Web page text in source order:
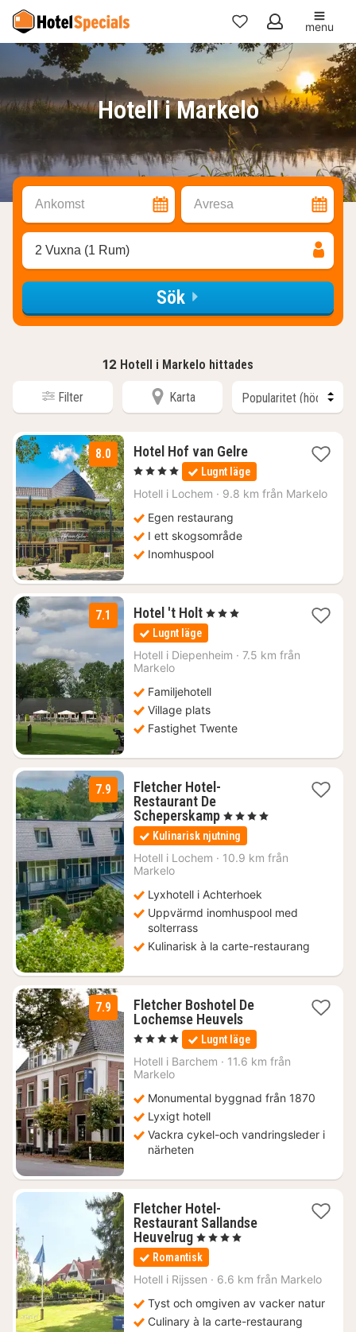
Mina
favoriter
menu
Hotell i Markelo
Ankomst Avresa
2 Vuxna (1 Rum)
Sök
12 Hotell i Markelo hittades
Filter Karta
8.0 Hotel Hof van Gelre1
natt
från
1590
, 4 Stjärnor Lugnt läge
Hotell i Lochem · 9.8 km från Markelo
Egen restaurang
I ett skogsområde
Inomhuspool
7.1 Hotel 't Holt1
natt
från
1363
, 3 Stjärnor
Lugnt läge
Hotell i Diepenheim · 7.5 km från
Markelo
Familjehotell
Village plats
Fastighet Twente
7.9
Fletcher Hotel-
Restaurant De
Scheperskamp1
natt
från
866
, 4 Stjärnor
Kulinarisk njutning
Hotell i Lochem · 10.9 km från
Markelo
Lyxhotell i Achterhoek
Uppvärmd inomhuspool med
solterrass
Kulinarisk à la carte-restaurang
7.9
Fletcher Boshotel De
Lochemse Heuvels1
natt
från
861
, 4 Stjärnor Lugnt läge
Hotell i Barchem · 11.6 km från
Markelo
Monumental byggnad från 1870
Lyxigt hotell
Vackra cykel-och vandringsleder i
närheten
Fletcher Hotel-
Restaurant Sallandse
Heuvelrug1
natt
från
1195
, 4 Stjärnor
Romantisk
Hotell i Rijssen · 6.6 km från Markelo
Tyst och omgiven av vacker natur
Culinary à la carte-restaurang